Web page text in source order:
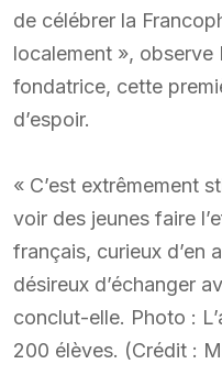
de célébrer la
localement », observe
fondatrice, cette
d’espoir.
« C’est extrêmement
voir des jeunes faire
français, curieux d’en
désireux d’échanger
conclut-elle. Photo :
200 élèves. (Crédit :